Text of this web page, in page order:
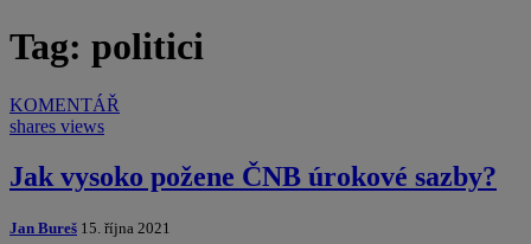
Tag: politici
KOMENTÁŘ
shares views
Jak vysoko požene ČNB úrokové sazby?
Jan Bureš 15. října 2021